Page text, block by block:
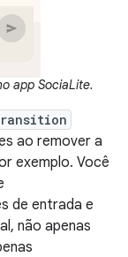
app SociaLite.
ao remover a
exemplo. Você
de entrada e
não apenas